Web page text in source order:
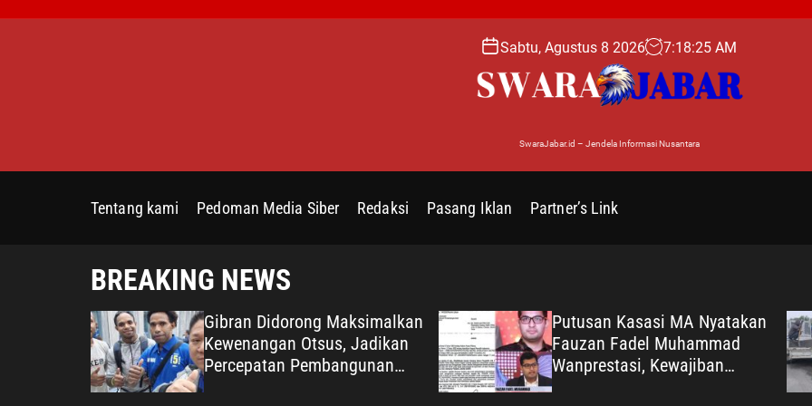
o
Sabtu, Agustus 8 2026 7:18:26 AM
SwaraJabar.id – Jendela Informasi Nusantara
Tentang kami Pedoman Media Siber Redaksi Pasang Iklan Partner’s Link
BREAKING NEWS
Gibran Didorong Maksimalkan
Kewenangan Otsus, Jadikan
Percepatan Pembangunan
Papua Agenda Strategis
Putusan Kasasi MA Nyatakan
Fauzan Fadel Muhammad
Wanprestasi, Kewajiban
Rp2,085 Miliar Disorot